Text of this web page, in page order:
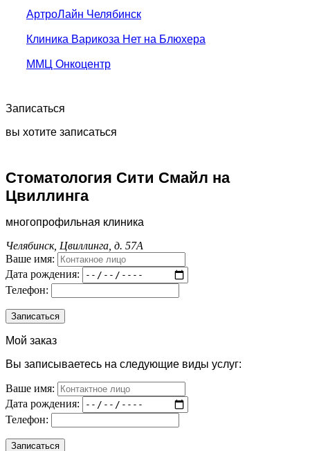
АртроЛайн Челябинск
Клиника Варикоза Нет на Блюхера
ММЦ Онкоцентр
Записаться
вы хотите записаться
Стоматология Сити Смайл на
Цвиллинга
многопрофильная клиника
Челябинск, Цвиллинга, д. 57А
Ваше имя:
Дата рождения:
Телефон:
Мой заказ
Вы записываетесь на следующие виды услуг:
Ваше имя:
Дата рождения:
Телефон: